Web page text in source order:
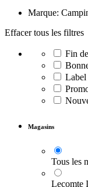
Marque:
Effacer tous les filtres
Fin
Label
Magasins
Tous les
Lecomte